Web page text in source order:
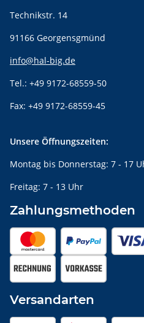
Technikstr. 14
91166 Georgensgmünd
info@hal-big.de
Tel.: +49 9172-68559-50
Fax: +49 9172-68559-45
Unsere Öffnungszeiten:
Montag bis Donnerstag: 7 - 17
Freitag: 7 - 13 Uhr
Zahlungsmethoden
Versandarten